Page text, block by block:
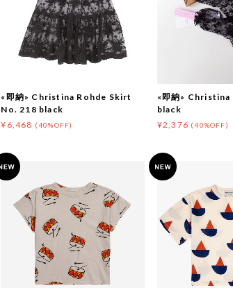
«即納» Christina Rohde Skirt
No. 218 black
¥6,468 (40%OFF)
«即納»
black
¥2,376 (40%OFF)